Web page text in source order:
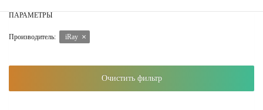
ПАРАМЕТРЫ
Производитель: iRay
Очистить фильтр